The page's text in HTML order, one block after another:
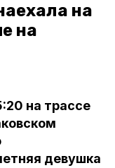
на
на
на трассе
девушка